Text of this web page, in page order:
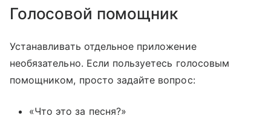
Голосовой помощник
Устанавливать отдельное приложение
необязательно. Если пользуетесь голосовым
помощником, просто задайте вопрос:
«Что это за песня?»